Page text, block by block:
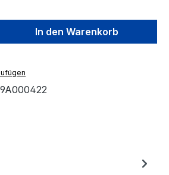
Gib den
In den Warenkorb